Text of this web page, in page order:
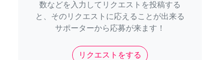
数などを入力してリクエストを投稿する
と、そのリクエストに応えることが出来る
サポーターから応募が来ます！
リクエストをする